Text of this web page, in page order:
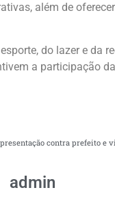
além de
do lazer e da
a participação
admin